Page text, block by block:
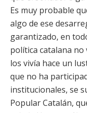
Es muy probable
algo de ese
garantizado, en
política catalana no
los vivía hace un
que no ha
institucionales, se
Popular Catalán,